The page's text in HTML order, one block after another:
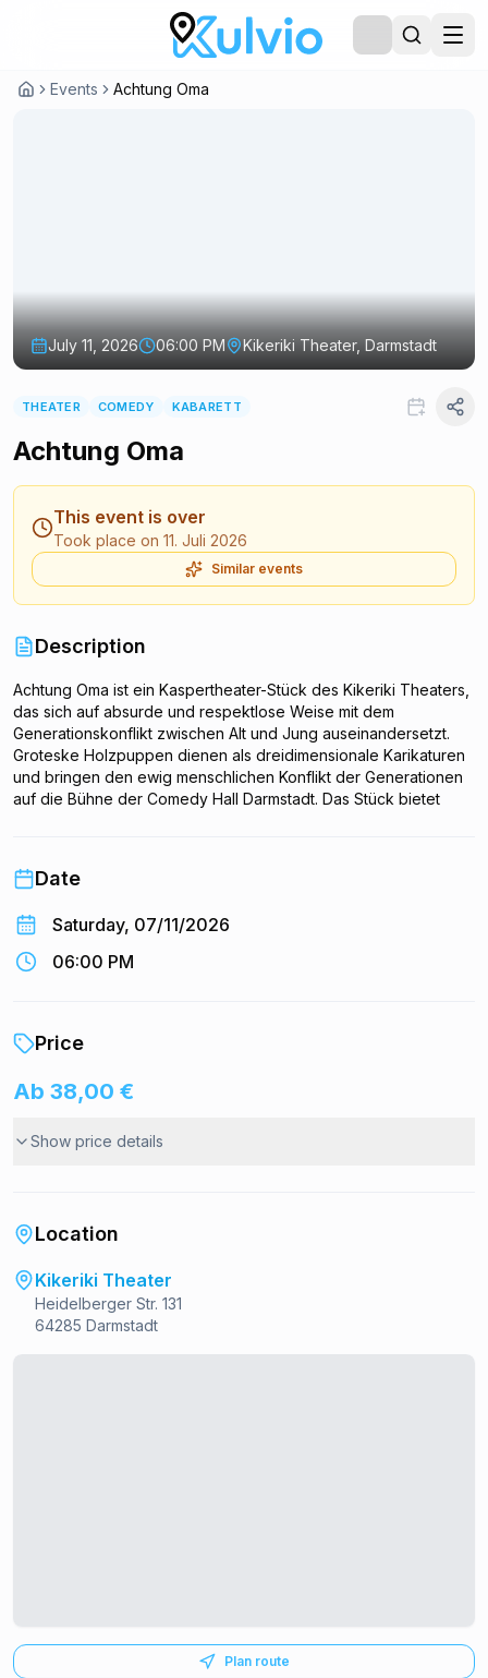
Events Achtung Oma
July 11, 2026 06:00 PM Kikeriki Theater, Darmstadt
THEATER COMEDY KABARETT
Achtung Oma
This event is over
Took place on 11. Juli 2026
Similar events
Description
Achtung Oma ist ein Kaspertheater-Stück des Kikeriki Theaters,
das sich auf absurde und respektlose Weise mit dem
Generationskonflikt zwischen Alt und Jung auseinandersetzt.
Groteske Holzpuppen dienen als dreidimensionale Karikaturen
und bringen den ewig menschlichen Konflikt der Generationen
auf die Bühne der Comedy Hall Darmstadt. Das Stück bietet
Produktionen des Hauses. Die Vorstellung richtet sich an ein
Date
Saturday, 07/11/2026
06:00 PM
Price
Ab 38,00 €
Show price details
Location
Kikeriki Theater
Heidelberger Str. 131
64285 Darmstadt
Plan route